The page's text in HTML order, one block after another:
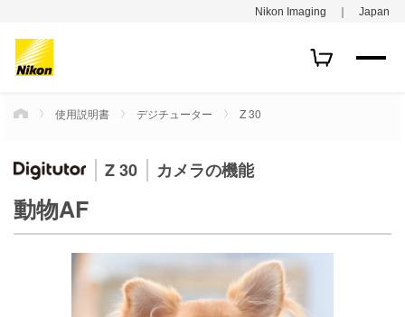
Nikon Imaging ｜ Japan
HOME使用説明書 デジチューター Z 30
Z 30 カメラの機能
動物AF